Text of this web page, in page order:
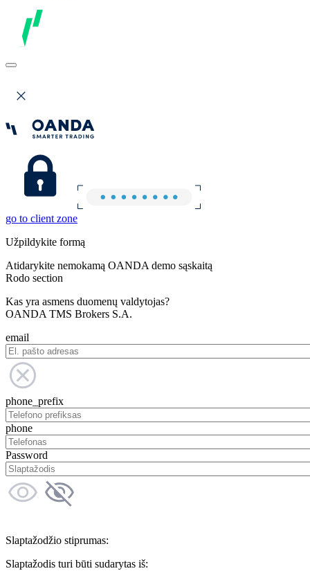
go to client zone
Užpildykite formą
Atidarykite nemokamą OANDA demo sąskaitą
Rodo section
Kas yra asmens duomenų valdytojas?
OANDA TMS Brokers S.A.
email
phone_prefix
phone
Password
Slaptažodžio stiprumas:
Slaptažodis turi būti sudarytas iš: